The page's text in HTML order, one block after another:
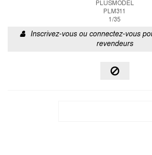
PLUSMODEL
PLM311
1/35
Inscrivez-vous ou connectez-vous
revendeurs